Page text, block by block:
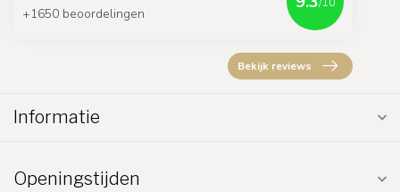
+1650 beoordelingen
Bekijk reviews
Informatie
Openingstijden